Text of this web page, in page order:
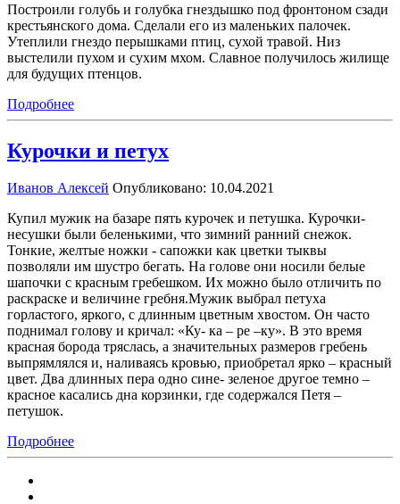
Построили голубь и голубка гнездышко под фронтоном сзади
крестьянского дома. Сделали его из маленьких палочек.
Утеплили гнездо перышками птиц, сухой травой. Низ
выстелили пухом и сухим мхом. Славное получилось жилище
для будущих птенцов.
Подробнее
Курочки и петух
Иванов Алексей Опубликовано: 10.04.2021
Купил мужик на базаре пять курочек и петушка. Курочки-
несушки были беленькими, что зимний ранний снежок.
Тонкие, желтые ножки - сапожки как цветки тыквы
позволяли им шустро бегать. На голове они носили белые
шапочки с красным гребешком. Их можно было отличить по
раскраске и величине гребня.Мужик выбрал петуха
горластого, яркого, с длинным цветным хвостом. Он часто
поднимал голову и кричал: «Ку- ка – ре –ку». В это время
красная борода тряслась, а значительных размеров гребень
выпрямлялся и, наливаясь кровью, приобретал ярко – красный
цвет. Два длинных пера одно сине- зеленое другое темно –
красное касались дна корзинки, где содержался Петя –
петушок.
Подробнее